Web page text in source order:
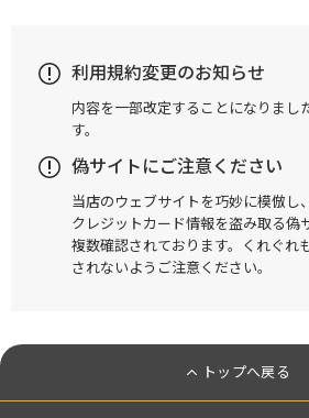
利用規約変更のお知らせ
内容を一部改定することになりまし
す。
偽サイトにご注意ください
当店のウェブサイトを巧妙に模倣し
クレジットカード情報を盗み取る偽
複数確認されております。くれぐれ
されないようご注意ください。
トップへ戻る